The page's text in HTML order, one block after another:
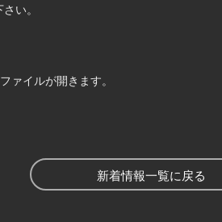
い。
ァイルが開きます。
新着情報一覧に戻る